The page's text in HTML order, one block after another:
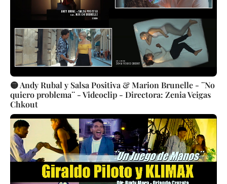
🟡 Andy Rubal y Salsa Positiva & Marion Brunelle - ¨No
quiero problema¨ - Videoclip - Directora: Zenia Veigas
Chkout